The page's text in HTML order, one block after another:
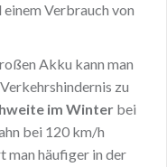
Verbrauch von
Akku kann man
zu
im Winter bei
bei 120 km/h
man häufiger in der